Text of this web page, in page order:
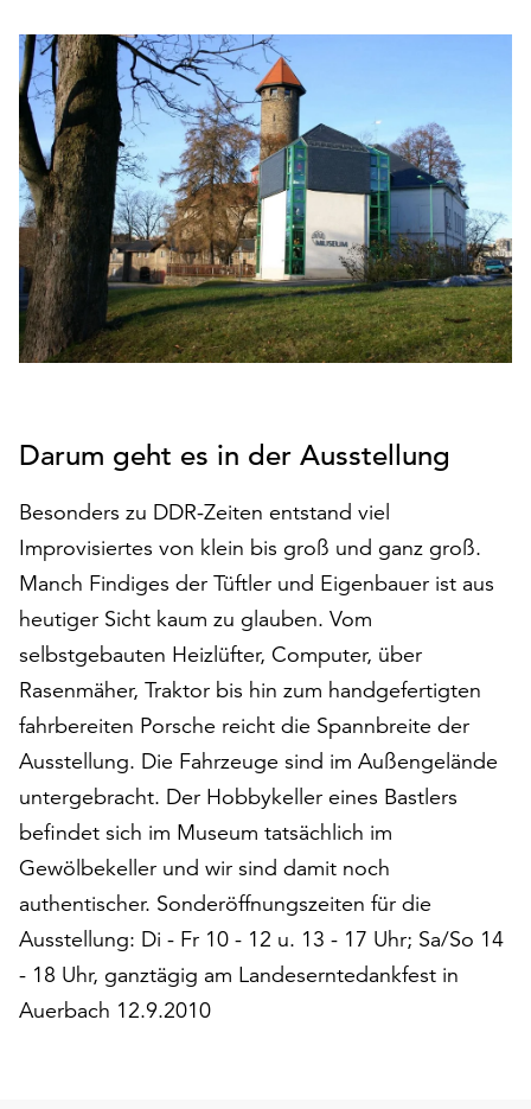
Betrieb
der
Seite
notwendig
sind
(funktionale
Cookies),
sowie
solche,
die
lediglich
zu
werden.
Klicken
Sie
auf
„Alle
akzeptieren“,
alle
Cookies
zu
akzeptieren.
Sie
können
Ihr
Einverständnis
jederzeit
ändern
und
widerrufen.
steht
Darum geht es in der Ausstellung
Besonders zu DDR-Zeiten entstand viel
Improvisiertes von klein bis groß und ganz groß.
Manch Findiges der Tüftler und Eigenbauer ist aus
heutiger Sicht kaum zu glauben. Vom
selbstgebauten Heizlüfter, Computer, über
Rasenmäher, Traktor bis hin zum handgefertigten
fahrbereiten Porsche reicht die Spannbreite der
Ausstellung. Die Fahrzeuge sind im Außengelände
untergebracht. Der Hobbykeller eines Bastlers
befindet sich im Museum tatsächlich im
Gewölbekeller und wir sind damit noch
authentischer. Sonderöffnungszeiten für die
Ausstellung: Di - Fr 10 - 12 u. 13 - 17 Uhr; Sa/So 14
- 18 Uhr, ganztägig am Landeserntedankfest in
Auerbach 12.9.2010